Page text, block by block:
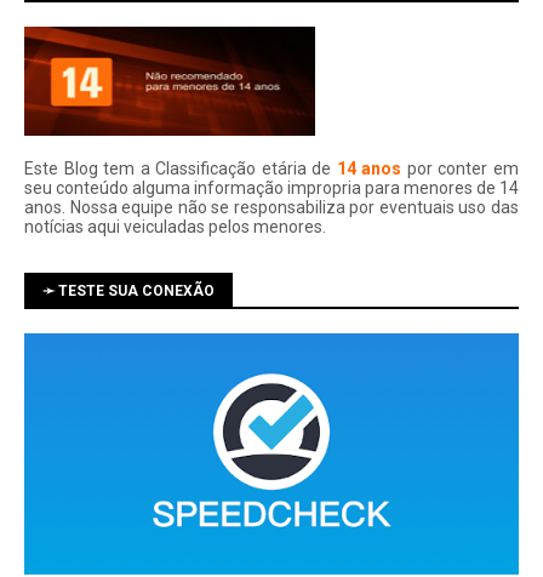
Este Blog tem a Classificação etária de 14 anos por conter em
seu conteúdo alguma informação impropria para menores de 14
anos. Nossa equipe não se responsabiliza por eventuais uso das
notí­cias aqui veiculadas pelos menores.
➛ TESTE SUA CONEXÃO